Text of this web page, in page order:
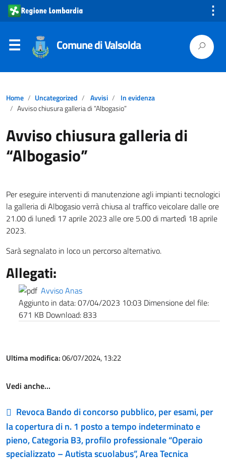
⋮
Comune di Valsolda
Home Uncategorized Avvisi
In evidenza
Avviso chiusura galleria di “Albogasio”
Avviso chiusura galleria di
“Albogasio”
Per eseguire interventi di manutenzione agli impianti tecnologici
la galleria di Albogasio verrà chiusa al traffico veicolare dalle ore
21.00 di lunedì 17 aprile 2023 alle ore 5.00 di martedì 18 aprile
2023.
Sarà segnalato in loco un percorso alternativo.
Allegati:
Avviso Anas
Aggiunto in data:07/04/2023 10:03 Dimensione del file:
671 KB Download:833
Ultima modifica:06/07/2024, 13:22
Vedi anche…
Revoca Bando di concorso pubblico, per esami, per
la copertura di n. 1 posto a tempo indeterminato e
pieno, Categoria B3, profilo professionale “Operaio
specializzato – Autista scuolabus”, Area Tecnica